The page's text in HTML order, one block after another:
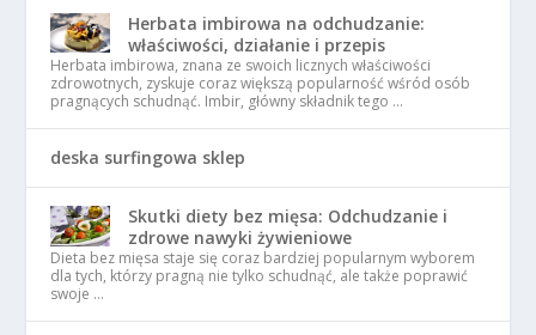
Herbata imbirowa na odchudzanie:
właściwości, działanie i przepis
Herbata imbirowa, znana ze swoich licznych właściwości
zdrowotnych, zyskuje coraz większą popularność wśród osób
pragnących schudnąć. Imbir, główny składnik tego …
deska surfingowa sklep
Skutki diety bez mięsa: Odchudzanie i
zdrowe nawyki żywieniowe
Dieta bez mięsa staje się coraz bardziej popularnym wyborem
dla tych, którzy pragną nie tylko schudnąć, ale także poprawić
swoje …